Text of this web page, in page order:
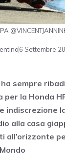
6 Settembre
sempre
la Honda
indiscrezione
alla casa
all’orizzonte